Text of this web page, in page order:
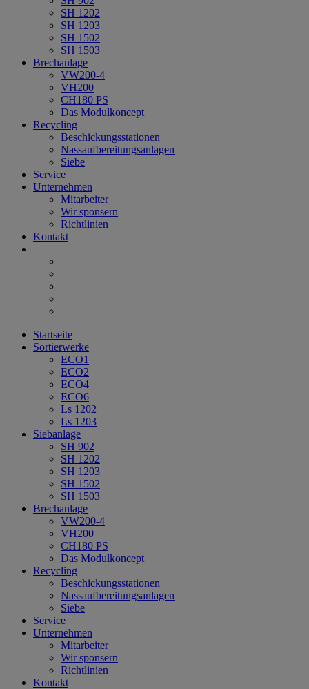
SH 1202
SH 1203
SH 1502
SH 1503
Brechanlage
VW200-4
VH200
CH180 PS
Das Modulkoncept
Recycling
Beschickungsstationen
Nassaufbereitungsanlagen
Siebe
Service
Unternehmen
Mitarbeiter
Wir sponsern
Richtlinien
Kontakt
Startseite
Sortierwerke
ECO1
ECO2
ECO4
ECO6
Ls 1202
Ls 1203
Siebanlage
SH 902
SH 1202
SH 1203
SH 1502
SH 1503
Brechanlage
VW200-4
VH200
CH180 PS
Das Modulkoncept
Recycling
Beschickungsstationen
Nassaufbereitungsanlagen
Siebe
Service
Unternehmen
Mitarbeiter
Wir sponsern
Richtlinien
Kontakt